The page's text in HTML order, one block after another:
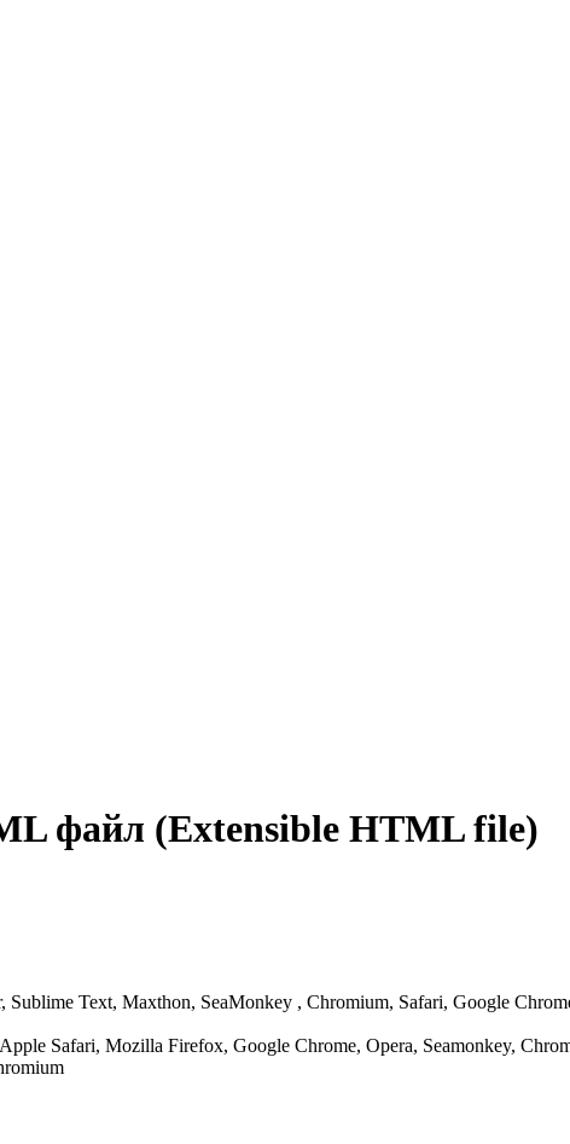
файл (Extensible HTML file)
Sublime Text, Maxthon, SeaMonkey , Chromium, Safari, Google
Safari, Mozilla Firefox, Google Chrome, Opera, Seamonkey,